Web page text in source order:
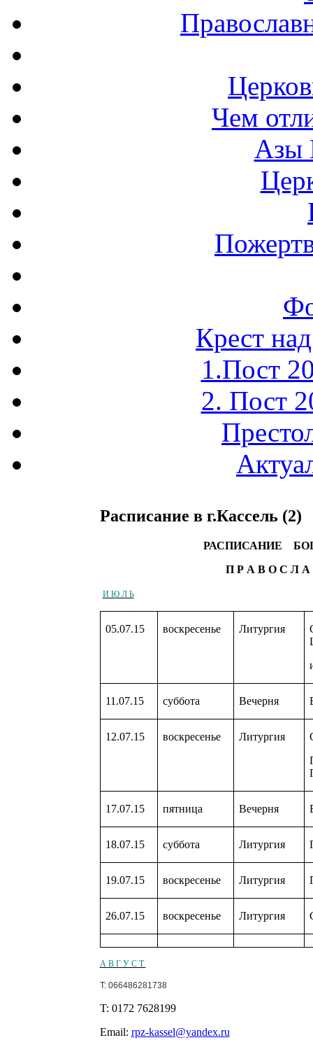
Чем
Азы
Крест
1.Пост
2. Пост
Расписание в г.Кассель (2)
РАСПИСАНИЕ
П Р А В О С Л А В Н О
И Ю Л Ь
05.07.15 воскресенье Литургия
11.07.15 суббота Вечерня
12.07.15 воскресенье Литургия
17.07.15 пятница Вечерня
18.07.15 суббота Литургия
19.07.15 воскресенье Литургия
26.07.15 воскресенье Литургия
А В Г У С Т
T: 066486281738
T: 0172 7628199
Email: rpz-kassel@yandex.ru